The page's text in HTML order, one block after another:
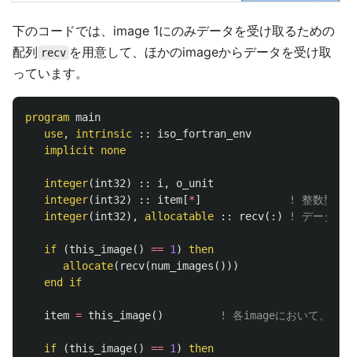
下のコードでは、image 1にのみデータを受け取るための
配列 recv を用意して、ほかのimageからデータを受け取
っています。
program main
use, intrinsic ::
iso_fortran_env
implicit
none
integer(int32) :: i ,
o_unit
integer(int32) :: item[*]
! 整数型の
integer(int32), allocatable :: recv(:) ! データを
if (this_image() == 1 )
then
allocate( recv(num_images ()))
end if
item = this_image() ! 各imageにおいて、変
if (this_image() == 1 )
then